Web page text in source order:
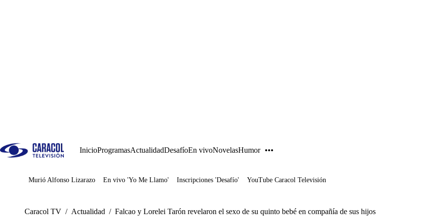
InicioProgramasActualidadDesafíoEn vivoNovelasHumor
Juegos
Murió Alfonso Lizarazo En vivo 'Yo Me Llamo' Inscripciones 'Desafío' YouTube Caracol Televisión
Caracol TV / Actualidad / Falcao y Lorelei Tarón revelaron el sexo de su quinto bebé en compañía de sus hijos